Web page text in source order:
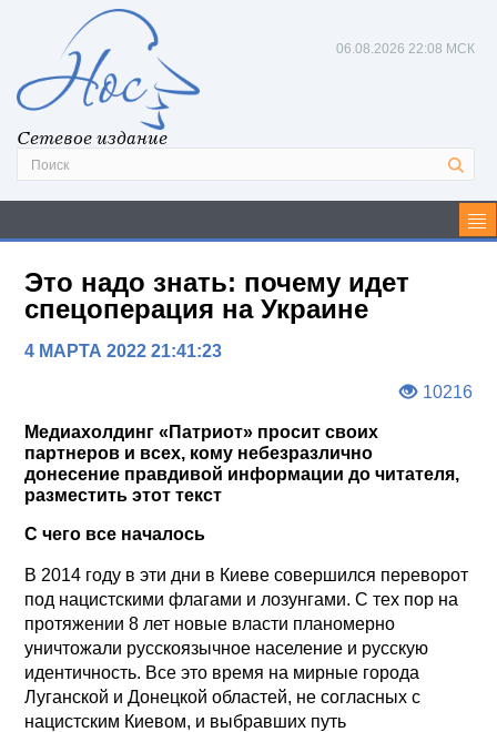
Сетевое издание
06.08.2026 22:08 МСК
Это надо знать: почему идет
спецоперация на Украине
4 МАРТА 2022 21:41:23
10216
Медиахолдинг «Патриот» просит своих
партнеров и всех, кому небезразлично
донесение правдивой информации до читателя,
разместить этот текст
С чего все началось
В 2014 году в эти дни в Киеве совершился переворот
под нацистскими флагами и лозунгами. С тех пор на
протяжении 8 лет новые власти планомерно
уничтожали русскоязычное население и русскую
идентичность. Все это время на мирные города
Луганской и Донецкой областей, не согласных с
нацистским Киевом, и выбравших путь